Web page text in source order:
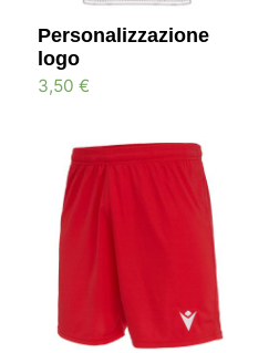
Personalizzazione
logo
3,50 €